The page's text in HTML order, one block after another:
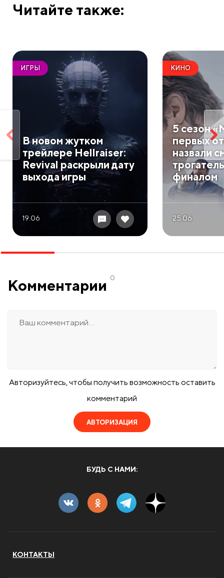
Читайте также:
ИГРЫ
В новом жутком
трейлере Hellraiser:
Revival раскрыли дату
выхода игры
19.06
КИНО
5 сезон
первых
назвали
финалом
25.06
Комментарии 0
Авторизуйтесь, чтобы получить возможность оставить
комментарий
АВТОРИЗАЦИЯ
БУДЬ С НАМИ:
КОНТАКТЫ